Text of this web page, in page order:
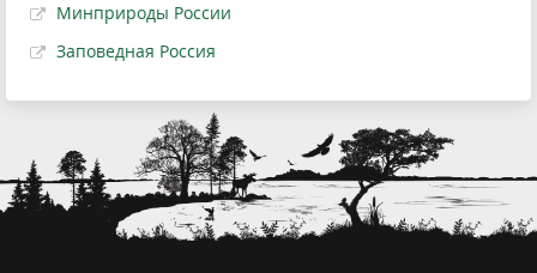
Минприроды России
Заповедная Россия